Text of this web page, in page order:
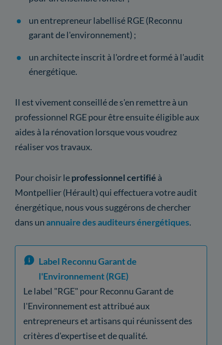
un entrepreneur labellisé RGE (Reconnu
garant de l'environnement) ;
un architecte inscrit à l'ordre et formé à l'audit
énergétique.
Il est vivement conseillé de s'en remettre à un
professionnel RGE pour être ensuite éligible aux
aides à la rénovation lorsque vous voudrez
réaliser vos travaux.
Pour choisir leprofessionnel certifié à
Montpellier (Hérault) qui effectuera votre audit
énergétique, nous vous suggérons de chercher
dans unannuaire des auditeurs énergétiques.
Label Reconnu Garant de
l'Environnement (RGE)
Le label "RGE" pour Reconnu Garant de
l'Environnement est attribué aux
entrepreneurs et artisans qui réunissent des
critères d'expertise et de qualité.